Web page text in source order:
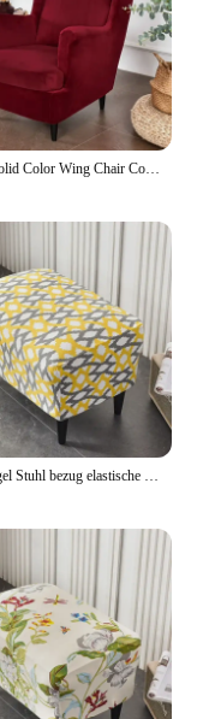
Nordic Solid Color Wing Chair Cover Stretch Velvet Sesselbezüge Abnehmbare Relax Sofa Schonbezüge mit Sitzkissenbezügen